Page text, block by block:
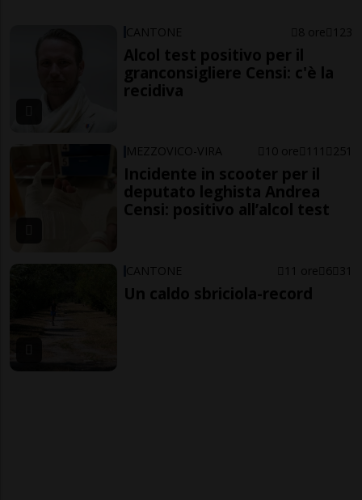
CANTONE 8 ore 123
Alcol test positivo per il
granconsigliere Censi: c'è la
recidiva
MEZZOVICO-VIRA 10 ore 111 251
Incidente in scooter per il
deputato leghista Andrea
Censi: positivo all’alcol test
CANTONE 11 ore 6 31
Un caldo sbriciola-record